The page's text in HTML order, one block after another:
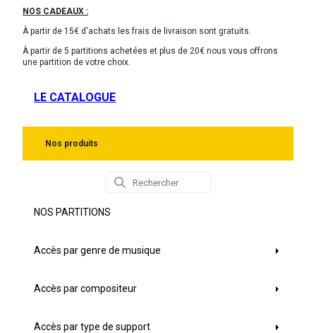
NOS CADEAUX :
À partir de 15€ d'achats les frais de livraison sont gratuits.
À partir de 5 partitions achetées et plus de 20€ nous vous offrons
une partition de votre choix.
LE CATALOGUE
Nos produits
NOS PARTITIONS
Accès par genre de musique
Accès par compositeur
Accès par type de support